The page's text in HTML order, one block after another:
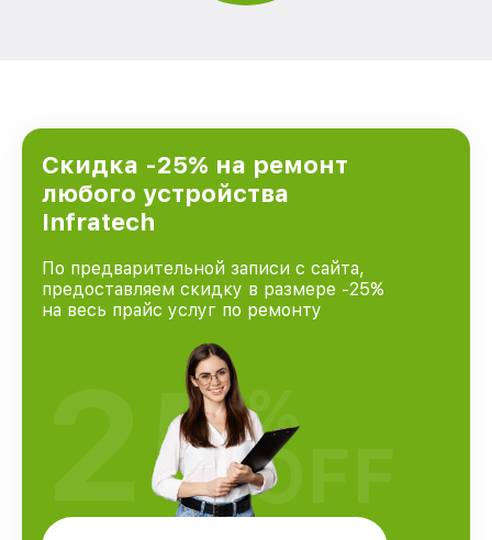
Скидка -25% на ремонт
любого устройства
Infratech
По предварительной записи с сайта,
предоставляем скидку в размере -25%
на весь прайс услуг по ремонту
25%
OFF